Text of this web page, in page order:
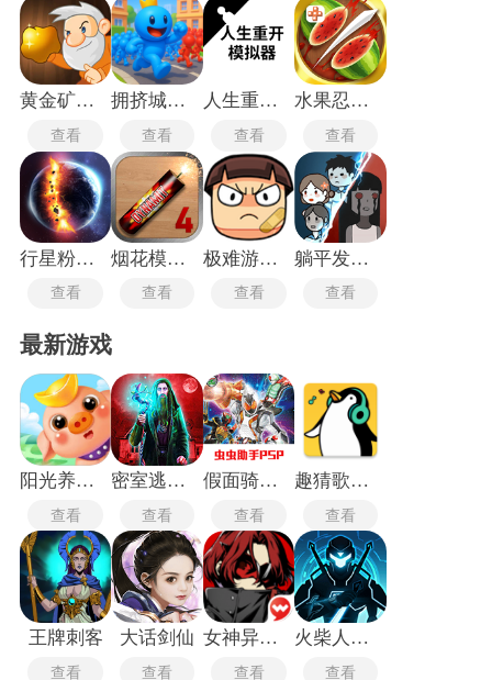
力。时间碎片化，适合在短暂的闲暇时间游玩，如通勤路上或
休息间隙。它们通常采用免费游玩+内购的商业模式，通过虚拟
货币、消耗性道具、礼包等方式盈利，同时兼顾免费玩家和付
费玩家的体验。还加入了社交互动因素，如好友排行榜、互赠
礼物等，增强了玩家之间的互动。
黄金矿工经典版
查看
拥挤城市老版本
查看
人生重开模拟器爆改版
查看
水果忍者经典版
查看
行星粉碎模拟器
查看
烟花模拟器4
查看
极难游戏2专业版
查看
躺平发育正常版
查看
最新游戏
阳光养猪场免广告版
查看
密室逃脱21
查看
假面骑士巅峰英雄中文版
查看
趣猜歌达人
查看
王牌刺客
查看
大话剑仙
查看
女神异闻录5皇家版
查看
火柴人格斗家无敌版
查看